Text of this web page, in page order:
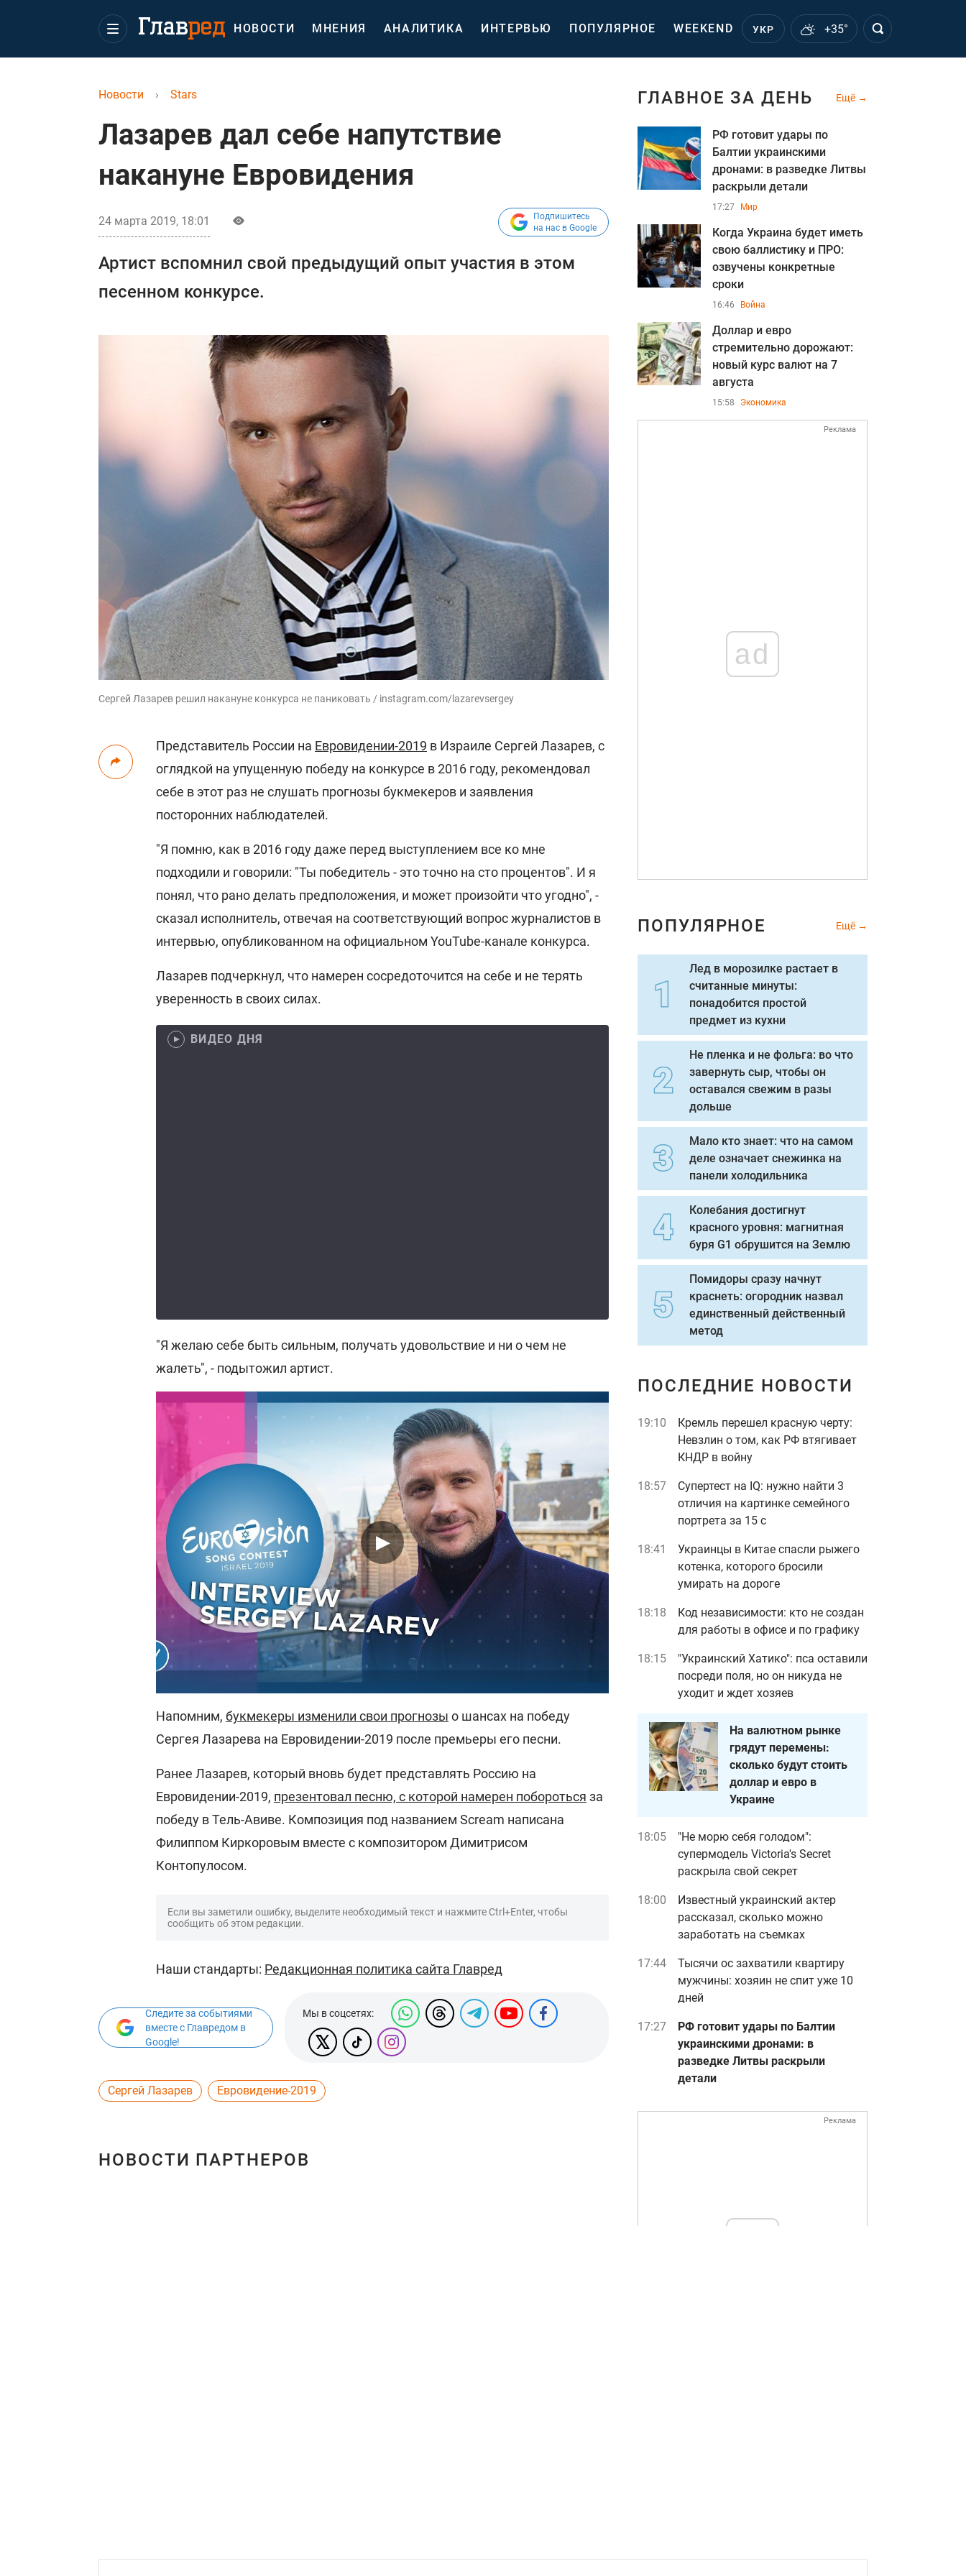
НОВОСТИ МНЕНИЯ АНАЛИТИКА ИНТЕРВЬЮ ПОПУЛЯРНОЕ WEEKEND УКР +35°
Новости › Stars
Лазарев дал себе напутствие
накануне Евровидения
24 марта 2019, 18:01
Подпишитесь
на нас в Google
Артист вспомнил свой предыдущий опыт участия в этом
песенном конкурсе.
Сергей Лазарев решил накануне конкурса не паниковать / instagram.com/lazarevsergey
Представитель России на Евровидении-2019 в Израиле Сергей Лазарев, с
оглядкой на упущенную победу на конкурсе в 2016 году, рекомендовал
себе в этот раз не слушать прогнозы букмекеров и заявления
посторонних наблюдателей.
"Я помню, как в 2016 году даже перед выступлением все ко мне
подходили и говорили: "Ты победитель - это точно на сто процентов". И я
понял, что рано делать предположения, и может произойти что угодно", -
сказал исполнитель, отвечая на соответствующий вопрос журналистов в
интервью, опубликованном на официальном YouTube-канале конкурса.
Лазарев подчеркнул, что намерен сосредоточится на себе и не терять
уверенность в своих силах.
ВИДЕО ДНЯ
"Я желаю себе быть сильным, получать удовольствие и ни о чем не
жалеть", - подытожил артист.
Напомним, букмекеры изменили свои прогнозы о шансах на победу
Сергея Лазарева на Евровидении-2019 после премьеры его песни.
Ранее Лазарев, который вновь будет представлять Россию на
Евровидении-2019, презентовал песню, с которой намерен побороться за
победу в Тель-Авиве. Композиция под названием Scream написана
Филиппом Киркоровым вместе с композитором Димитрисом
Контопулосом.
Если вы заметили ошибку, выделите необходимый текст и нажмите Ctrl+Enter, чтобы
сообщить об этом редакции.
Наши стандарты: Редакционная политика сайта Главред
Следите за событиями
вместе с Главредом в
Google!
Мы в соцсетях:
Сергей Лазарев Евровидение-2019
НОВОСТИ ПАРТНЕРОВ
ГЛАВНОЕ ЗА ДЕНЬ Ещё
РФ готовит удары по
Балтии украинскими
дронами: в разведке Литвы
раскрыли детали
17:27 Мир
Когда Украина будет иметь
свою баллистику и ПРО:
озвучены конкретные
сроки
16:46 Война
Доллар и евро
стремительно дорожают:
новый курс валют на 7
августа
15:58 Экономика
Реклама
ad
ПОПУЛЯРНОЕ Ещё
Лед в морозилке растает в
считанные минуты:
понадобится простой
предмет из кухни
Не пленка и не фольга: во что
завернуть сыр, чтобы он
оставался свежим в разы
дольше
Мало кто знает: что на самом
деле означает снежинка на
панели холодильника
Колебания достигнут
красного уровня: магнитная
буря G1 обрушится на Землю
Помидоры сразу начнут
краснеть: огородник назвал
единственный действенный
метод
ПОСЛЕДНИЕ НОВОСТИ
19:10
Кремль перешел красную черту:
Невзлин о том, как РФ втягивает
КНДР в войну
18:57
Супертест на IQ: нужно найти 3
отличия на картинке семейного
портрета за 15 с
18:41
Украинцы в Китае спасли рыжего
котенка, которого бросили
умирать на дороге
18:18
Код независимости: кто не создан
для работы в офисе и по графику
18:15
"Украинский Хатико": пса оставили
посреди поля, но он никуда не
уходит и ждет хозяев
На валютном рынке
грядут перемены:
сколько будут стоить
доллар и евро в
Украине
18:05
"Не морю себя голодом":
супермодель Victoria's Secret
раскрыла свой секрет
18:00
Известный украинский актер
рассказал, сколько можно
заработать на съемках
17:44
Тысячи ос захватили квартиру
мужчины: хозяин не спит уже 10
дней
17:27
РФ готовит удары по Балтии
украинскими дронами: в
разведке Литвы раскрыли
детали
Реклама
заморозки